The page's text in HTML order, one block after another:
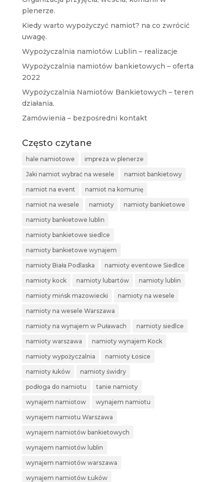
plenerze.
Kiedy warto wypożyczyć namiot? na co zwrócić
uwagę.
Wypożyczalnia namiotów Lublin – realizacje
Wypożyczalnia namiotów bankietowych – oferta
2022
Wypożyczalnia Namiotów Bankietowych – teren
działania.
Zamówienia – bezpośredni kontakt
Często czytane
hale namiotowe impreza w plenerze
Jaki namiot wybrać na wesele namiot bankietowy
namiot na event namiot na komunię
namiot na wesele namioty namioty bankietowe
namioty bankietowe lublin
namioty bankietowe siedlce
namioty bankietowe wynajem
namioty Biała Podlaska namioty eventowe Siedlce
namioty kock namioty lubartów namioty lublin
namioty mińsk mazowiecki namioty na wesele
namioty na wesele Warszawa
namioty na wynajem w Puławach namioty siedlce
namioty warszawa namioty wynajem Kock
namioty wypożyczalnia namioty Łosice
namioty łuków namioty świdry
podłoga do namiotu tanie namioty
wynajem namiotow wynajem namiotu
wynajem namiotu Warszawa
wynajem namiotów bankietowych
wynajem namiotów lublin
wynajem namiotów warszawa
wynajem namiotów Łuków